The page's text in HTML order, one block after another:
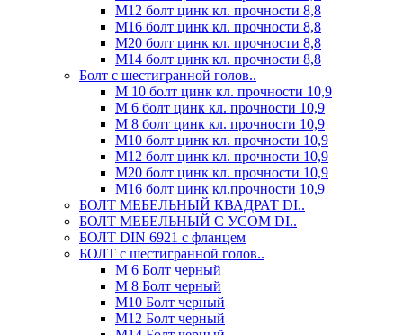
М12 болт цинк кл. прочности 8,8
М16 болт цинк кл. прочности 8,8
М20 болт цинк кл. прочности 8,8
М14 болт цинк кл. прочности 8,8
Болт с шестигранной голов..
М 10 болт цинк кл. прочности 10,9
М 6 болт цинк кл. прочности 10,9
М 8 болт цинк кл. прочности 10,9
М10 болт цинк кл. прочности 10,9
М12 болт цинк кл. прочности 10,9
М20 болт цинк кл. прочности 10,9
М16 болт цинк кл.прочности 10,9
БОЛТ МЕБЕЛЬНЫЙ КВАДРАТ DI..
БОЛТ МЕБЕЛЬНЫЙ С УСОМ DI..
БОЛТ DIN 6921 c фланцем
БОЛТ с шестигранной голов..
М 6 Болт черный
М 8 Болт черный
М10 Болт черный
М12 Болт черный